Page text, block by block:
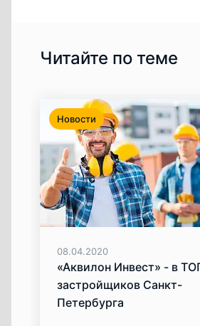
Читайте по теме
Новости
08.04.2020
«Аквилон Инвест» - в
застройщиков Санкт-
Петербурга